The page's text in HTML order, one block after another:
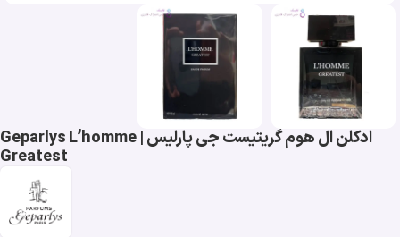
ادکلن ال هوم گریتیست جی پارلیس | Geparlys L’homme
Greatest